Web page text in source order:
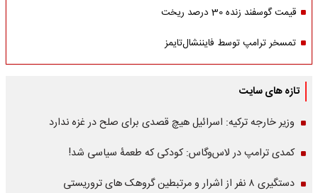
قیمت گوسفند زنده 30 درصد ریخت
تمسخر ترامپ توسط فایننشال‌تایمز
تازه های سایت
وزیر خارجه ترکیه: اسرائیل هیچ قصدی برای صلح در غزه ندارد
کمدی ترامپ در لاس‌وگاس: کودکی که طعمۀ سیاسی شد!
دستگیری ۸ نفر از اشرار و مرتبطین گروهک های تروریستی